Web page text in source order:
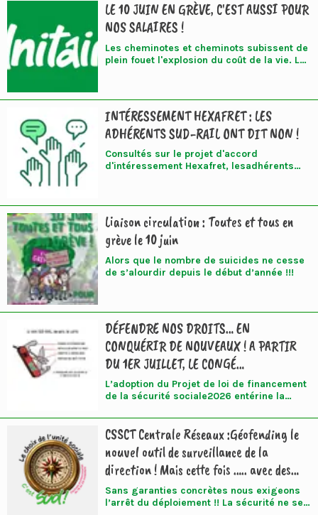
LE 10 JUIN EN GRÈVE, C'EST AUSSI POUR
NOS SALAIRES !
Les cheminotes et cheminots subissent de
plein fouet l'explosion du coût de la vie. La
l’inflation continue sans perspective
d’amélioration. Les directions ne peuvent
plus continuer à jouer la montre en gelant
productivité.
INTÉRESSEMENT HEXAFRET : LES
ADHÉRENTS SUD-RAIL ONT DIT NON !
Consultés sur le projet d'accord
d'intéressement Hexafret, lesadhérents
Liaison circulation : Toutes et tous en
grève le 10 juin
Alors que le nombre de suicides ne cesse
de s’alourdir depuis le début d’année !!!
DÉFENDRE NOS DROITS… EN
CONQUÉRIR DE NOUVEAUX ! A PARTIR
DU 1ER JUILLET, LE CONGÉ
SUPPLÉMENTAIRE DE NAISSANCE
L’adoption du Projet de loi de financement
de la sécurité sociale2026 entérine la
naissance. D’une durée d’un à deux mois
par parent, il s’ajoute au congé maternité
et au congé d’accueil de l’enfant du
second parent. Il doit entrer en vigueur au
1er janvier 2026 mais dans le groupe SNCF
Commission mixte du Statut a été réunie le
1er juin 2026 pour créer un nouvel article 8
CSSCT Centrale Réseaux :Géofending le
nouvel outil de surveillance de la
direction ! Mais cette fois ….. avec des
satellites !!
Sans garanties concrètes nous exigeons
l’arrêt du déploiement !! La sécurité ne se